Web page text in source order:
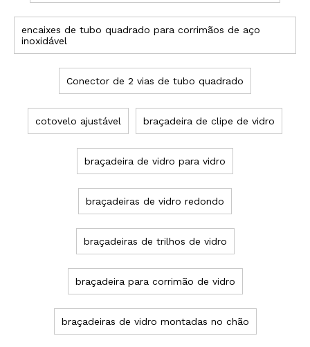
encaixes de tubo quadrado para corrimãos de aço
inoxidável
Conector de 2 vias de tubo quadrado
cotovelo ajustável braçadeira de clipe de vidro
braçadeira de vidro para vidro
braçadeiras de vidro redondo
braçadeiras de trilhos de vidro
braçadeira para corrimão de vidro
braçadeiras de vidro montadas no chão